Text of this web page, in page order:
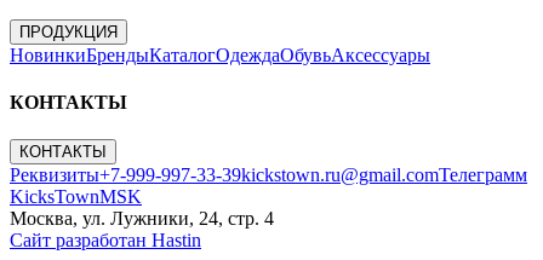
ПРОДУКЦИЯ
НовинкиБрендыКаталогОдеждаОбувьАксессуары
КОНТАКТЫ
КОНТАКТЫ
Реквизиты+7-999-997-33-39kickstown.ru@gmail.comТелеграмм
KicksTownMSK
Москва, ул. Лужники, 24, стр. 4
Сайт разработан Hastin